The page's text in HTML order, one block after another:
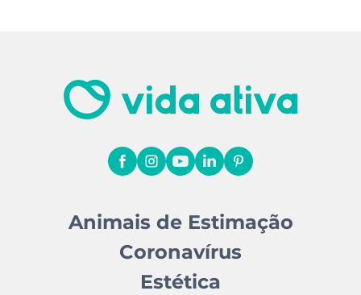
Animais de Estimação
Coronavírus
Estética